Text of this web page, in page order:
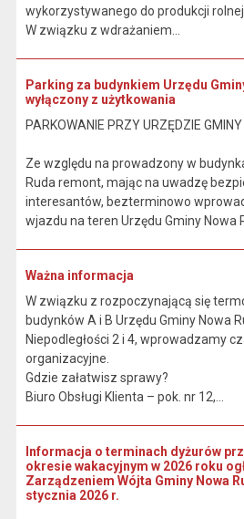
wykorzystywanego do produkcji
W związku z wdrażaniem...
Parking za budynkiem Urzędu
wyłączony z użytkowania
PARKOWANIE PRZY URZĘDZIE
Ze względu na prowadzony w
Ruda remont, mając na uwadzę
interesantów, bezterminowo
wjazdu na teren Urzędu Gminy Nowa
Ważna informacja
W związku z rozpoczynającą się
budynków A i B Urzędu Gminy Nowa
Niepodległości 2 i 4, wprowadzamy
organizacyjne.
Gdzie załatwisz sprawy?
Biuro Obsługi Klienta – pok. nr 12,...
Informacja o terminach dyżurów
okresie wakacyjnym w 2026 roku
Zarządzeniem Wójta Gminy Nowa
stycznia 2026 r.